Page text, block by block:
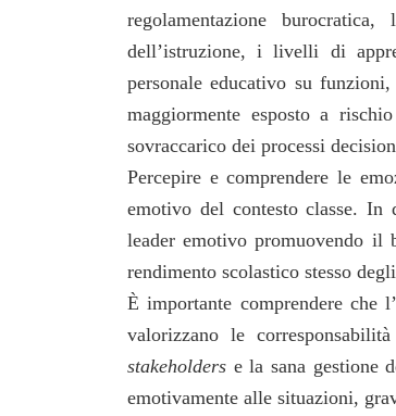
regolamentazione
dell’istruzione, i livelli di
personale educativo su
maggiormente esposto a
sovraccarico dei processi
Percepire e comprendere le
emotivo del contesto classe. In
leader emotivo promuovendo il
rendimento scolastico stesso
È importante comprendere che
valorizzano le
stakeholders e la sana gestione
emotivamente alle situazioni,